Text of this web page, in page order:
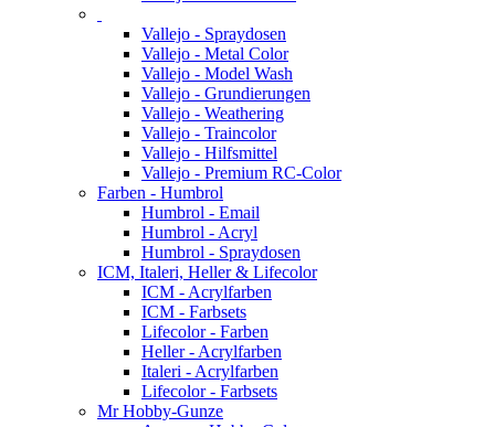
Vallejo - Spraydosen
Vallejo - Metal Color
Vallejo - Model Wash
Vallejo - Grundierungen
Vallejo - Weathering
Vallejo - Traincolor
Vallejo - Hilfsmittel
Vallejo - Premium RC-Color
Farben - Humbrol
Humbrol - Email
Humbrol - Acryl
Humbrol - Spraydosen
ICM, Italeri, Heller & Lifecolor
ICM - Acrylfarben
ICM - Farbsets
Lifecolor - Farben
Heller - Acrylfarben
Italeri - Acrylfarben
Lifecolor - Farbsets
Mr Hobby-Gunze